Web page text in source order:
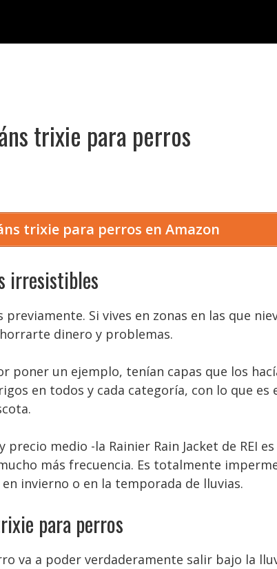
trixie para perros
trixie para perros en Amazon
irresistibles
Si vives en zonas en las que
dinero y problemas.
poner un ejemplo, tenían capas que los
en todos y cada categoría, con lo que es
medio -la Rainier Rain Jacket de REI
más frecuencia. Es totalmente
invierno o en la temporada de lluvias.
para perros
va a poder verdaderamente salir bajo la